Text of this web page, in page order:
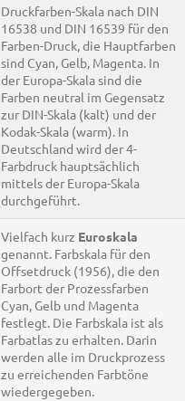
Druckfarben-Skala nach DIN
16538 und DIN 16539 für den
Farben-Druck, die Hauptfarben
sind Cyan, Gelb, Magenta. In
der Europa-Skala sind die
Farben neutral im Gegensatz
zur DIN-Skala (kalt) und der
Kodak-Skala (warm). In
Deutschland wird der 4-
Farbdruck hauptsächlich
mittels der Europa-Skala
durchgeführt.
Vielfach kurz Euroskala
genannt. Farbskala für den
Offsetdruck (1956), die den
Farbort der Prozessfarben
Cyan, Gelb und Magenta
festlegt. Die Farbskala ist als
Farbatlas zu erhalten. Darin
werden alle im Druckprozess
zu erreichenden Farbtöne
wiedergegeben.